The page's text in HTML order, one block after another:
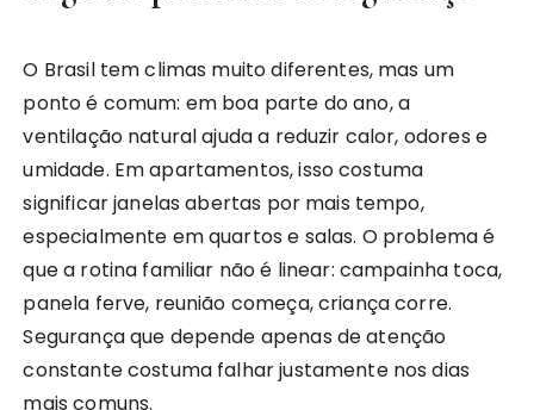
O Brasil tem climas muito diferentes, mas um
ponto é comum: em boa parte do ano, a
ventilação natural ajuda a reduzir calor, odores e
umidade. Em apartamentos, isso costuma
significar janelas abertas por mais tempo,
especialmente em quartos e salas. O problema é
que a rotina familiar não é linear: campainha toca,
panela ferve, reunião começa, criança corre.
Segurança que depende apenas de atenção
constante costuma falhar justamente nos dias
mais comuns.